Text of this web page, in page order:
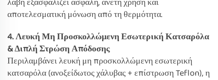
αποτελεσματική μόνωση από τη θερμότητα.
4. Λευκή Μη Προσκολλώμενη Εσωτερική Κατσαρόλα
& Διπλή Στρώση Απόδοσης
Περιλαμβάνει λευκή μη προσκολλώμενη εσωτερική
κατσαρόλα (ανοξείδωτος χάλυβας + επίστρωση Teflon), η